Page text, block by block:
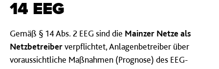
14 EEG
Gemäß § 14 Abs. 2 EEG sind die Mainzer Netze als
Netzbetreiberverpflichtet, Anlagenbetreiber über
voraussichtliche Maßnahmen (Prognose) des EEG-